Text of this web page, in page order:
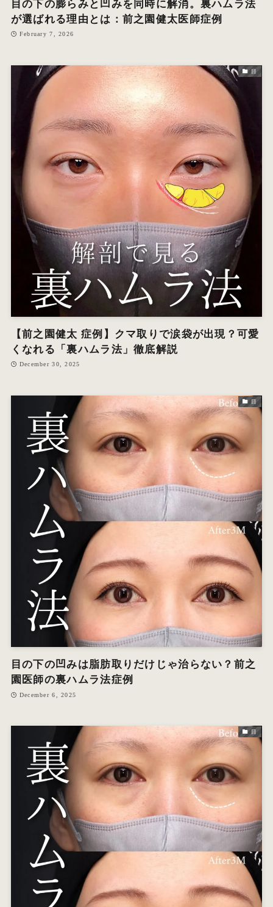
目の下の膨らみと凹みを同時に解消。裏ハムラ法
が選ばれる理由とは：前之園健太医師症例
February 7, 2026
目
【前之園健太 症例】クマ取りで涙袋が出現？可愛
くなれる「裏ハムラ法」徹底解説
December 30, 2025
目
目の下の凹みは脂肪取りだけじゃ治らない？前之
園医師の裏ハムラ法症例
December 6, 2025
目